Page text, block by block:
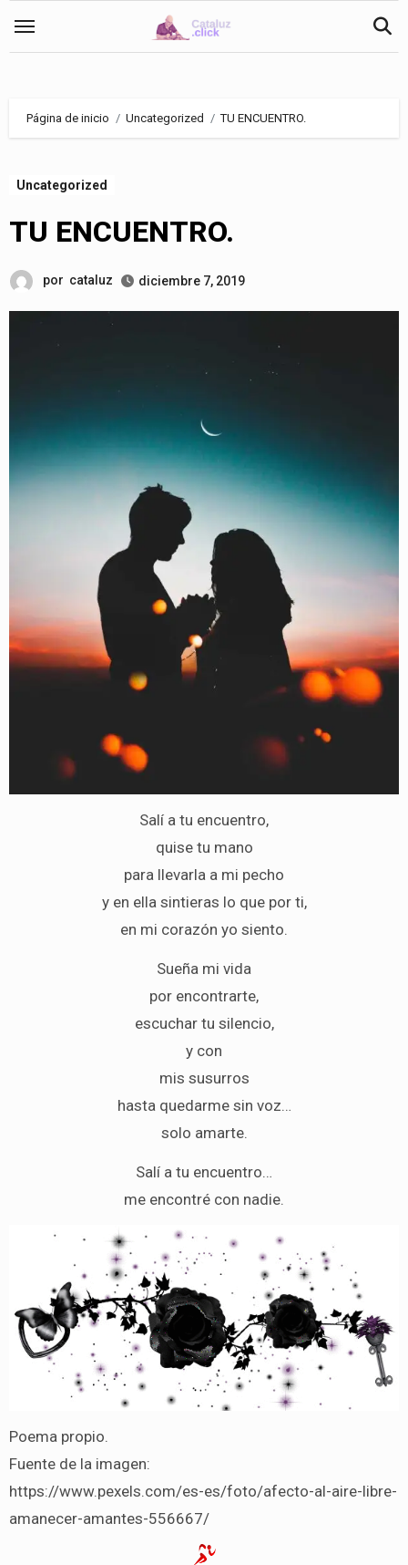
Página de inicio Uncategorized TU ENCUENTRO.
Uncategorized
TU ENCUENTRO.
por cataluz diciembre 7, 2019
Salí a tu encuentro,
quise tu mano
para llevarla a mi pecho
y en ella sintieras lo que por ti,
en mi corazón yo siento.
Sueña mi vida
por encontrarte,
escuchar tu silencio,
y con
mis susurros
hasta quedarme sin voz…
solo amarte.
Salí a tu encuentro…
me encontré con nadie.
Poema propio.
Fuente de la imagen:
https://www.pexels.com/es-es/foto/afecto-al-aire-libre-
amanecer-amantes-556667/